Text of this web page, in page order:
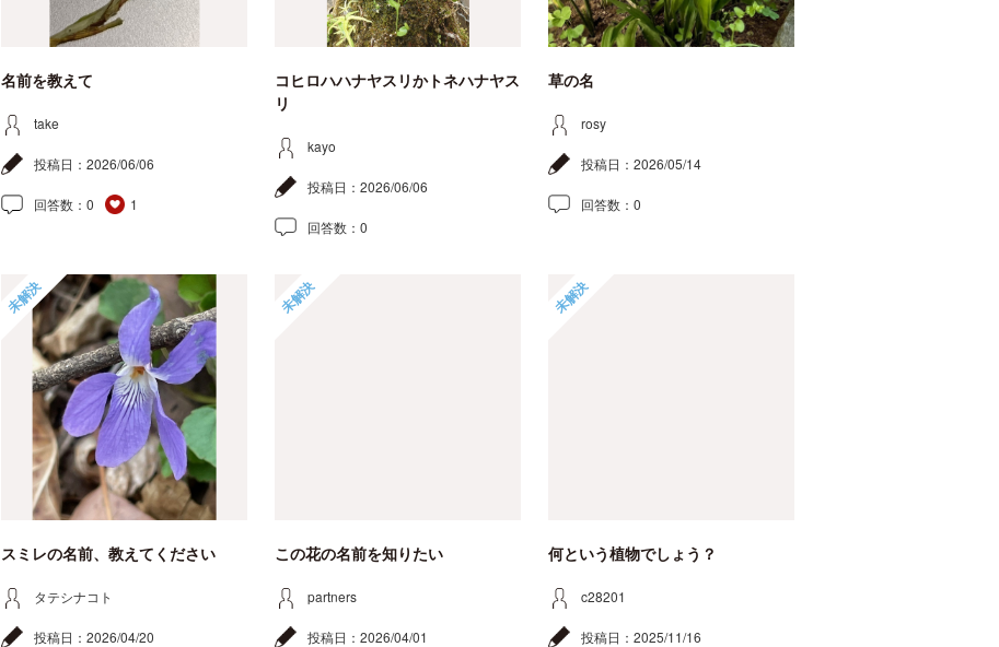
名前を教えて
take
投稿日： 2026/06/06
回答数： 0 1
コヒロハハナヤスリかトネハナヤス
リ
kayo
投稿日： 2026/06/06
回答数： 0
草の名
rosy
投稿日： 2026/05/14
回答数： 0
未解決
スミレの名前、教えてください
タテシナコト
投稿日： 2026/04/20
未解決
この花の名前を知りたい
partners
投稿日： 2026/04/01
未解決
何という植物でしょう？
c28201
投稿日： 2025/11/16